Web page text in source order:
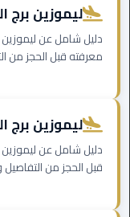
مصر
خدمة
ايجار
سيارات
في
مصر
ليموزين برج
دليل شامل عن
معرفته قبل الحجز من
ليموزين برج
دليل شامل عن
قبل الحجز من